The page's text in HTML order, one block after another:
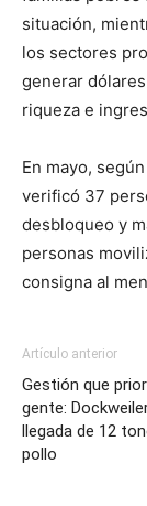
situación,
los sectores
generar
riqueza e
En mayo,
verificó 37
desbloqueo y
personas
consigna al
Artículo anterior
Gestión que
gente:
llegada de 12
pollo